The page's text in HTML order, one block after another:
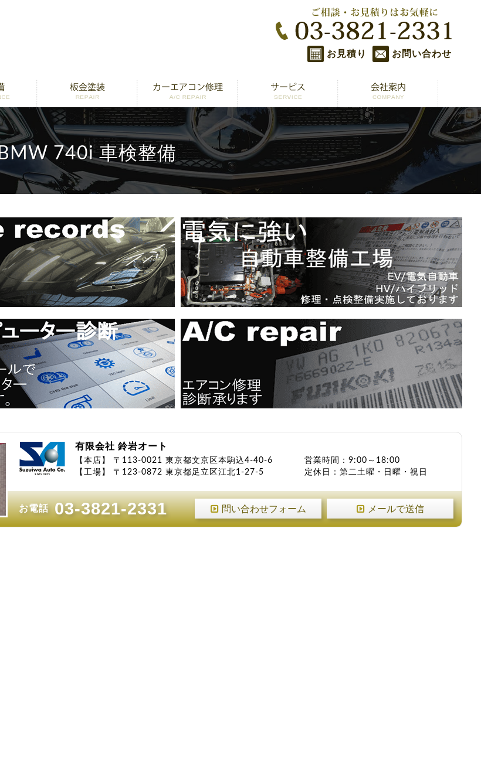
お見積り お問い合わせ
BMW 740i 車検整備
有限会社 鈴岩オート
【本店】 〒113-0021 東京都文京区本駒込4-40-6
【工場】 〒123-0872 東京都足立区江北1-27-5
営業時間：9:00～18:00
定休日：第二土曜・日曜・祝日
お電話 03-3821-2331 問い合わせフォーム メールで送信